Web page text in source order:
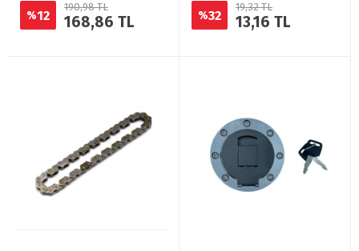
%12
190,98 TL
168,86 TL %32
19,32 TL
13,16 TL